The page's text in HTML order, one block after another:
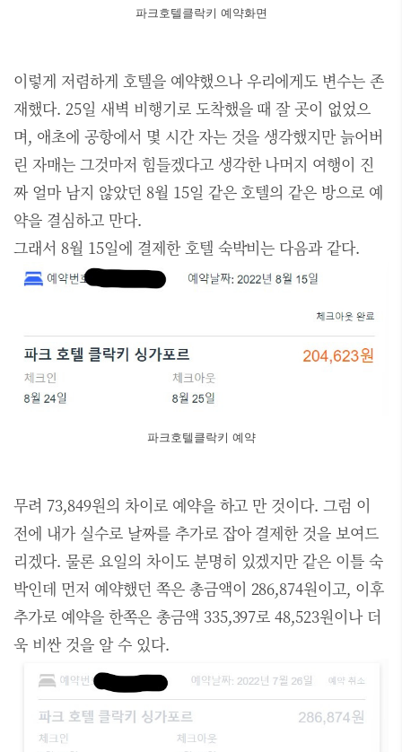
파크호텔클락키 예약화면
이렇게 저렴하게 호텔을 예약했으나 우리에게도 변수는 존
재했다. 25일 새벽 비행기로 도착했을 때 잘 곳이 없었으
며, 애초에 공항에서 몇 시간 자는 것을 생각했지만 늙어버
린 자매는 그것마저 힘들겠다고 생각한 나머지 여행이 진
짜 얼마 남지 않았던 8월 15일 같은 호텔의 같은 방으로 예
약을 결심하고 만다.
그래서 8월 15일에 결제한 호텔 숙박비는 다음과 같다.
파크호텔클락키 예약
무려 73,849원의 차이로 예약을 하고 만 것이다. 그럼 이
전에 내가 실수로 날짜를 추가로 잡아 결제한 것을 보여드
리겠다. 물론 요일의 차이도 분명히 있겠지만 같은 이틀 숙
박인데 먼저 예약했던 쪽은 총금액이 286,874원이고, 이후
추가로 예약을 한쪽은 총금액 335,397로 48,523원이나 더
욱 비싼 것을 알 수 있다.